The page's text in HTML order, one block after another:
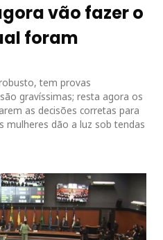
vão fazer o
foram
tem provas
gravíssimas; resta agora os
as decisões corretas para
mulheres dão a luz sob tendas